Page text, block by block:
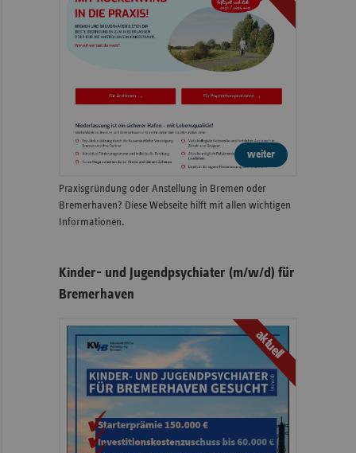
weiter
Praxisgründung oder Anstellung in Bremen oder
Bremerhaven? Diese Webseite hilft mit allen wichtigen
Informationen.
Kinder- und Jugendpsychiater (m/w/d) für
Bremerhaven
aktuell